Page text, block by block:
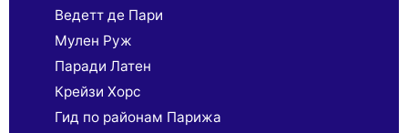
Ведетт де Пари
Мулен Руж
Паради Латен
Крейзи Хорс
Гид по районам Парижа